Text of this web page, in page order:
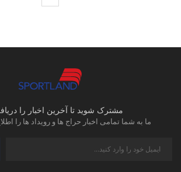
مشترک شوید تا آخرین اخبار را
ما به شما تمامی اخبار حراج ها و رویداد ها را